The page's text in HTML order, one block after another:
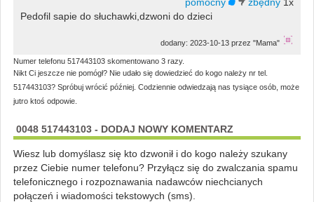
Pedofil sapie do słuchawki,dzwoni do dzieci
dodany: 2023-10-13 przez "Mama"
Numer telefonu 517443103 skomentowano 3 razy.
Nikt Ci jeszcze nie pomógł? Nie udało się dowiedzieć do kogo należy nr tel.
517443103? Spróbuj wrócić później. Codziennie odwiedzają nas tysiące osób, może
jutro ktoś odpowie.
0048 517443103 - DODAJ NOWY KOMENTARZ
Wiesz lub domyślasz się kto dzwonił i do kogo należy szukany
przez Ciebie numer telefonu? Przyłącz się do zwalczania spamu
telefonicznego i rozpoznawania nadawców niechcianych
połączeń i wiadomości tekstowych (sms).